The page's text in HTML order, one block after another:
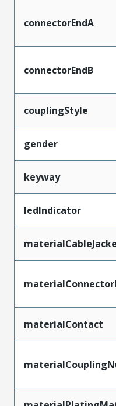
connectorEndA
connectorEndB
couplingStyle
gender
keyway
ledIndicator
materialContact